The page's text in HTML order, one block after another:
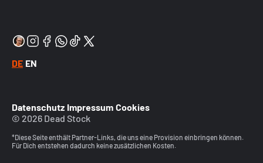
DE EN
Datenschutz Impressum Cookies
© 2026 Dead Stock
*Diese Seite enthält Partner-Links, die uns eine Provision einbringen können.
Für Dich entstehen dadurch keine zusätzlichen Kosten.